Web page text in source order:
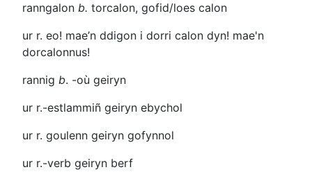
ranngalon b. torcalon, gofid/loes calon
ur r. eo! mae’n ddigon i dorri calon dyn! mae'n
dorcalonnus!
rannig b. -où geiryn
ur r.-estlammiñ geiryn ebychol
ur r. goulenn geiryn gofynnol
ur r.-verb geiryn berf